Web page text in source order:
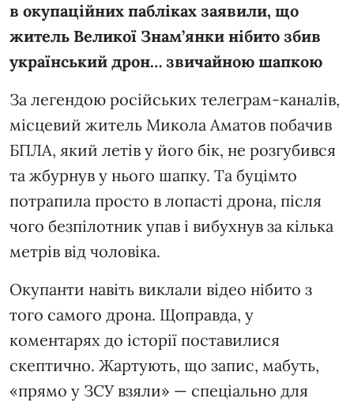
в окупаційних пабліках заявили, що
житель Великої Знам’янки нібито збив
український дрон… звичайною шапкою
За легендою російських телеграм-каналів,
місцевий житель Микола Аматов побачив
БПЛА, який летів у його бік, не розгубився
та жбурнув у нього шапку. Та буцімто
потрапила просто в лопасті дрона, після
чого безпілотник упав і вибухнув за кілька
метрів від чоловіка.
Окупанти навіть виклали відео нібито з
того самого дрона. Щоправда, у
коментарях до історії поставилися
скептично. Жартують, що запис, мабуть,
«прямо у ЗСУ взяли» — спеціально для